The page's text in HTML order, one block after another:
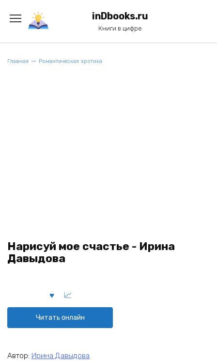
содержанию
inDbooks.ru
Книги в цифре
Главная Романтическая эротика
Нарисуй мое счастье - Ирина
Давыдова
Читать онлайн
Автор: Ирина Давыдова